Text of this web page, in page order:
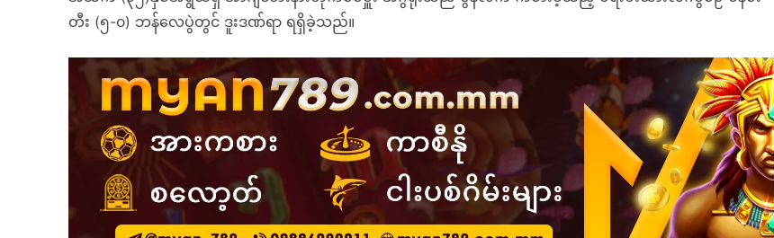
တီး (၅-၀) ဘန်လေပွဲတွင် ဒူးဒဏ်ရာ ရရှိခဲ့သည်။